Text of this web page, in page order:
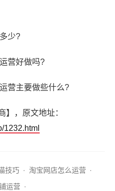
少?
营好做吗?
营主要做些什么?
】，原文地址：
1232.html
技巧 · 淘宝网店怎么运营 ·
运营 ·